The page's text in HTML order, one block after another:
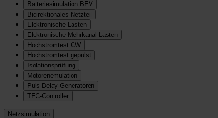
Batteriesimulation BEV
Bidirektionales Netzteil
Elektronische Lasten
Elektronische Mehrkanal-Lasten
Hochstromtest CW
Hochstromtest gepulst
Isolationsprüfung
Motorenemulation
Puls-Delay-Generatoren
TEC-Controller
Netzsimulation